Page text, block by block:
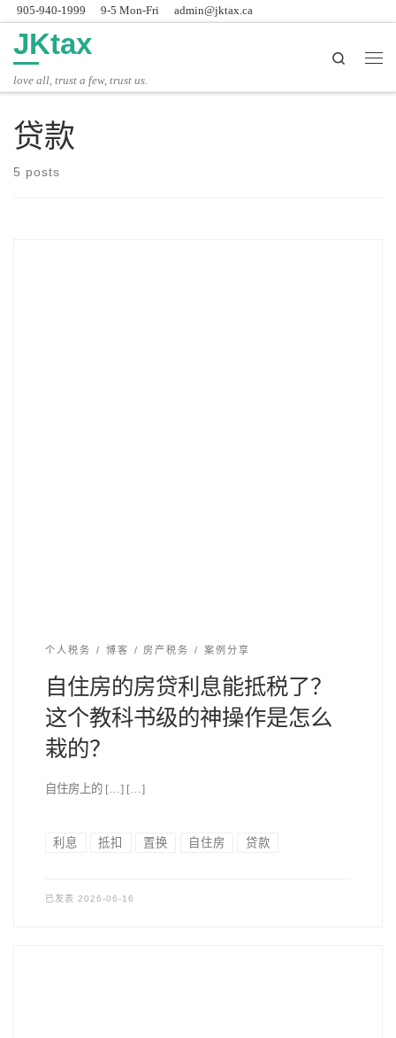
Skip to content
905-940-1999 9-5 Mon-Fri admin@jktax.ca
JKtax
love all, trust a few, trust us.
Search
贷款
5 posts
个人税务 博客 房产税务 案例分享
自住房的房贷利息能抵税了？
这个教科书级的神操作是怎么
栽的？
自住房上的 […] […]
利息 抵扣 置换 自住房 贷款
已发表 2026-06-16